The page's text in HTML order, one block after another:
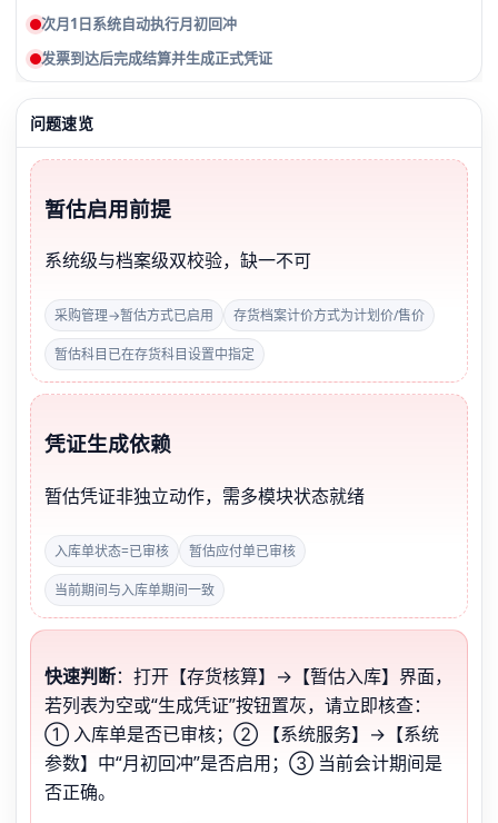
次月1日系统自动执行月初回冲
发票到达后完成结算并生成正式凭证
问题速览
暂估启用前提
系统级与档案级双校验，缺一不可
采购管理→暂估方式已启用 存货档案计价方式为计划价/售价
暂估科目已在存货科目设置中指定
凭证生成依赖
暂估凭证非独立动作，需多模块状态就绪
入库单状态=已审核 暂估应付单已审核
当前期间与入库单期间一致
快速判断：打开【存货核算】→【暂估入库】界面，
若列表为空或“生成凭证”按钮置灰，请立即核查：
① 入库单是否已审核；② 【系统服务】→【系统
参数】中“月初回冲”是否启用；③ 当前会计期间是
否正确。